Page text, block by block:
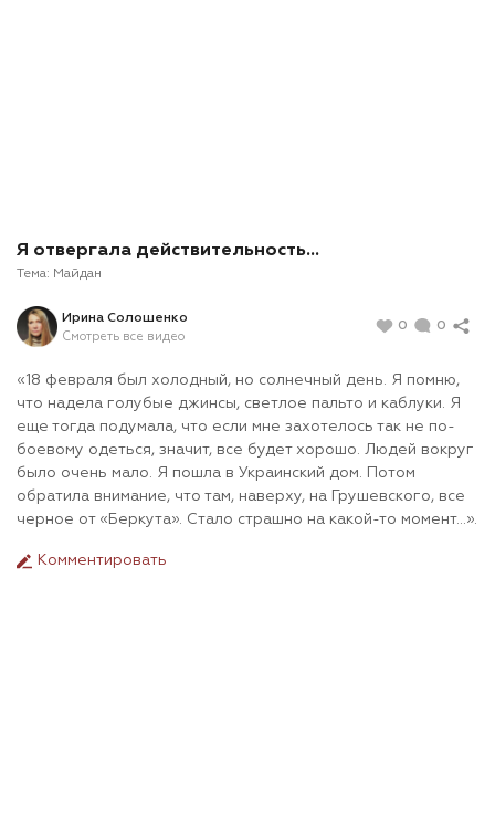
Я отвергала действительность…
Тема: Майдан
Ирина Солошенко
Смотреть все видео
0 0
«18 февраля был холодный, но солнечный день. Я помню,
что надела голубые джинсы, светлое пальто и каблуки. Я
еще тогда подумала, что если мне захотелось так не по-
боевому одеться, значит, все будет хорошо. Людей вокруг
было очень мало. Я пошла в Украинский дом. Потом
обратила внимание, что там, наверху, на Грушевского, все
черное от «Беркута». Стало страшно на какой-то момент…».
Комментировать